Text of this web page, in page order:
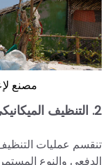
مصنع
2. التنظيف الميكانيكي
تنقسم عمليات
الدفعي والنوع